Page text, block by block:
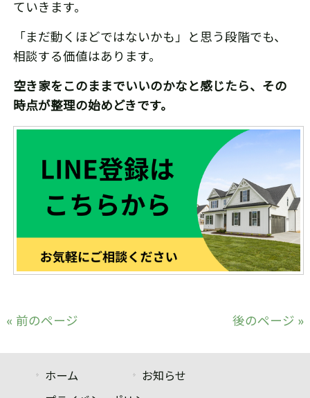
ていきます。
「まだ動くほどではないかも」と思う段階でも、
相談する価値はあります。
空き家をこのままでいいのかなと感じたら、その
時点が整理の始めどきです。
« 前のページ 後のページ »
ホーム
お知らせ